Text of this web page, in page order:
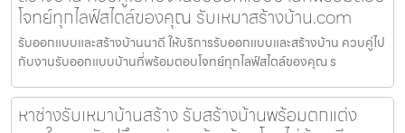
โจทย์ทุกไลฟ์สไตล์ของคุณ รับเหมาสร้างบ้าน.com
รับออกแบบและสร้างบ้านนาดี ให้บริการรับออกแบบและสร้างบ้าน ควบคู่ไป
กับงานรับออกแบบบ้านที่พร้อมตอบโจทย์ทุกไลฟ์สไตล์ของคุณ ร
หาช่างรับเหมาบ้านสร้าง รับสร้างบ้านพร้อมตกแต่ง